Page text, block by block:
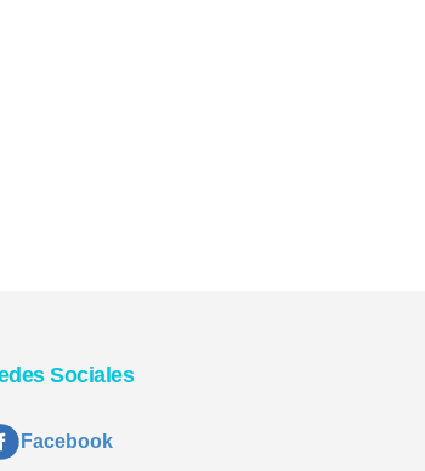
Sociales
Facebook